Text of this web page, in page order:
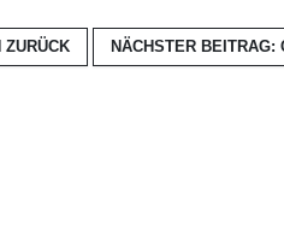
ZURÜCK NÄCHSTER BEITRAG: